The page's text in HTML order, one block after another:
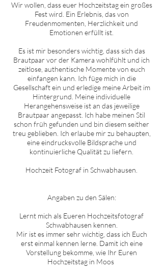
Wir wollen, dass euer Hochzeitstag ein großes
Fest wird. Ein Erlebnis, das von
Freudenmomenten, Herzlichkeit und
Emotionen erfüllt ist.
Es ist mir besonders wichtig, dass sich das
Brautpaar vor der Kamera wohlfühlt und ich
zeitlose, authentische Momente von euch
einfangen kann. Ich füge mich in die
Gesellschaft ein und erledige meine Arbeit im
Hintergrund. Meine individuelle
Herangehensweise ist an das jeweilige
Brautpaar angepasst. Ich habe meinen Stil
schon früh gefunden und bin diesem seither
treu geblieben. Ich erlaube mir zu behaupten,
eine eindrucksvolle Bildsprache und
kontinuierliche Qualität zu liefern.
Hochzeit Fotograf in Schwabhausen
Angaben zu den Sälen:
Lernt mich als Eueren Hochzeitsfotograf
Schwabhausen kennen.
Mir ist es immer sehr wichtig, dass ich Euch
erst einmal kennen lerne. Damit ich eine
Vorstellung bekomme, wie Ihr Euren
Hochzeitstag in Moos